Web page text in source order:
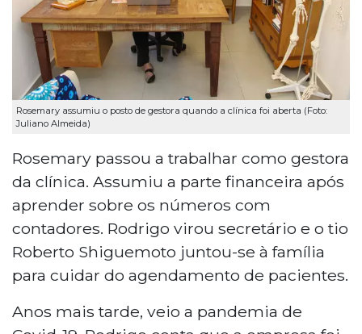
Rosemary assumiu o posto de gestora quando a clínica foi aberta (Foto:
Juliano Almeida)
Rosemary passou a trabalhar como gestora
da clínica. Assumiu a parte financeira após
aprender sobre os números com
contadores. Rodrigo virou secretário e o tio
Roberto Shiguemoto juntou-se à família
para cuidar do agendamento de pacientes.
Anos mais tarde, veio a pandemia de